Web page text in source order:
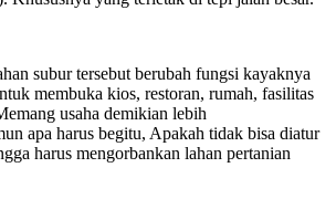
subur tersebut berubah fungsi kayaknya
membuka kios, restoran, rumah, fasilitas
usaha demikian lebih
apa harus begitu, Apakah tidak bisa diatur
harus mengorbankan lahan pertanian